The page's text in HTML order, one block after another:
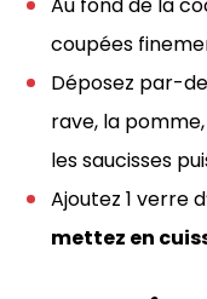
Au fond de la
coupées
Déposez par-
rave, la
les saucisses
Ajoutez 1 verre
mettez en